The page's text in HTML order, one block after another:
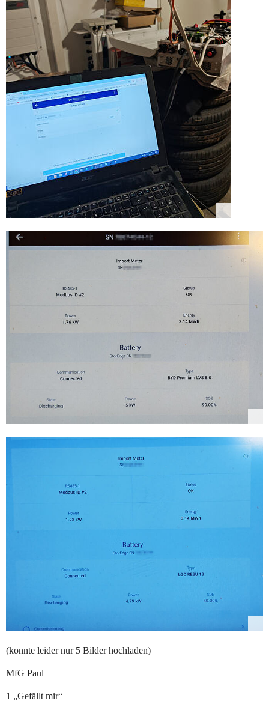
(konnte leider nur 5 Bilder hochladen)
MfG Paul
1 „Gefällt mir“